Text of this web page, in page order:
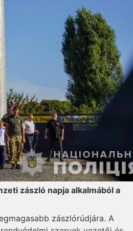
zászló napja alkalmából a
zászlórúdjára. A